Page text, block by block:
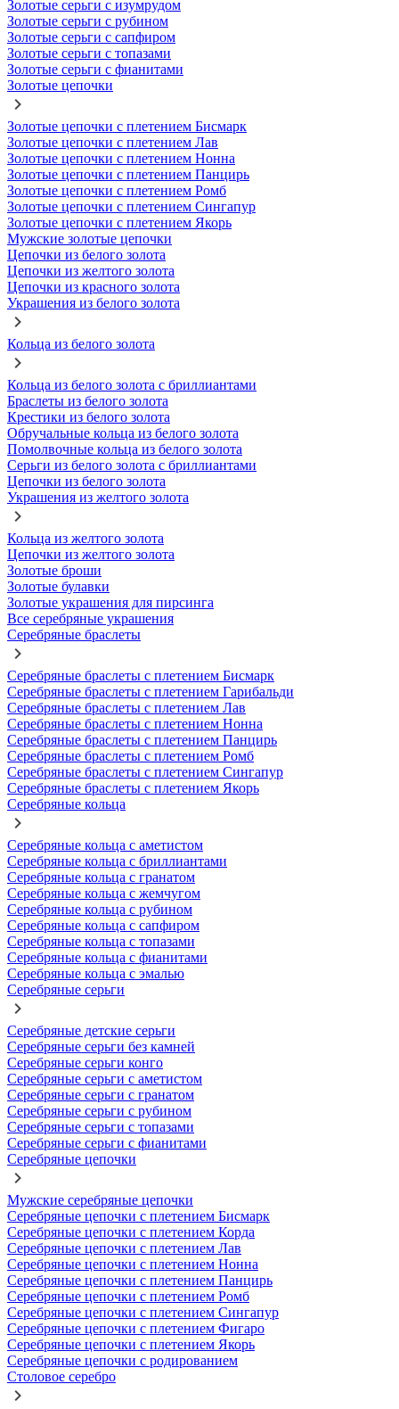
Золотые серьги с изумрудом
Золотые серьги с рубином
Золотые серьги с сапфиром
Золотые серьги с топазами
Золотые серьги с фианитами
Золотые цепочки
Золотые цепочки с плетением Бисмарк
Золотые цепочки с плетением Лав
Золотые цепочки с плетением Нонна
Золотые цепочки с плетением Панцирь
Золотые цепочки с плетением Ромб
Золотые цепочки с плетением Сингапур
Золотые цепочки с плетением Якорь
Мужские золотые цепочки
Цепочки из белого золота
Цепочки из желтого золота
Цепочки из красного золота
Украшения из белого золота
Кольца из белого золота
Кольца из белого золота с бриллиантами
Браслеты из белого золота
Крестики из белого золота
Обручальные кольца из белого золота
Помолвочные кольца из белого золота
Серьги из белого золота с бриллиантами
Цепочки из белого золота
Украшения из желтого золота
Кольца из желтого золота
Цепочки из желтого золота
Золотые броши
Золотые булавки
Золотые украшения для пирсинга
Все серебряные украшения
Серебряные браслеты
Серебряные браслеты с плетением Бисмарк
Серебряные браслеты с плетением Гарибальди
Серебряные браслеты с плетением Лав
Серебряные браслеты с плетением Нонна
Серебряные браслеты с плетением Панцирь
Серебряные браслеты с плетением Ромб
Серебряные браслеты с плетением Сингапур
Серебряные браслеты с плетением Якорь
Серебряные кольца
Серебряные кольца с аметистом
Серебряные кольца с бриллиантами
Серебряные кольца с гранатом
Серебряные кольца с жемчугом
Серебряные кольца с рубином
Серебряные кольца с сапфиром
Серебряные кольца с топазами
Серебряные кольца с фианитами
Серебряные кольца с эмалью
Серебряные серьги
Серебряные детские серьги
Серебряные серьги без камней
Серебряные серьги конго
Серебряные серьги с аметистом
Серебряные серьги с гранатом
Серебряные серьги с рубином
Серебряные серьги с топазами
Серебряные серьги с фианитами
Серебряные цепочки
Мужские серебряные цепочки
Серебряные цепочки с плетением Бисмарк
Серебряные цепочки с плетением Корда
Серебряные цепочки с плетением Лав
Серебряные цепочки с плетением Нонна
Серебряные цепочки с плетением Панцирь
Серебряные цепочки с плетением Ромб
Серебряные цепочки с плетением Сингапур
Серебряные цепочки с плетением Фигаро
Серебряные цепочки с плетением Якорь
Серебряные цепочки с родированием
Столовое серебро